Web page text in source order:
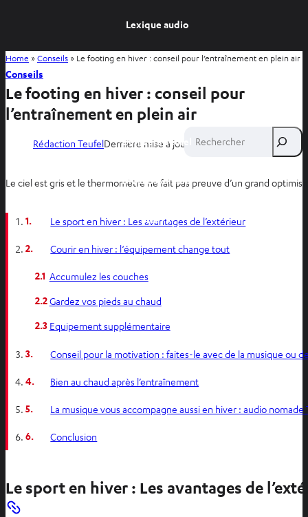
Lexique audio
Conseils
Savoirs
L’univers Teufel
Divertissement
Site FR
Site BE
Home »Conseils » Le footing en hiver : conseil pour l’entraînement en plein air
Conseils
Le footing en hiver : conseil pour
l’entraînement en plein air
Rédaction TeufelDernière mise à jour: 22 janvier 2026
Le ciel est gris et le thermomètre ne fait pas preuve d’un grand
1. Le sport en hiver : Les avantages de l’extérieur
2. Courir en hiver : l‘équipement change tout
2.1 Accumulez les couches
2.2Gardez vos pieds au chaud
2.3 Equipement supplémentaire
3. Conseil pour la motivation : faites-le avec de la musique ou
4. Bien au chaud après l’entraînement
5. La musique vous accompagne aussi en hiver : audio nomade
6. Conclusion
Le sport en hiver : Les avantages de